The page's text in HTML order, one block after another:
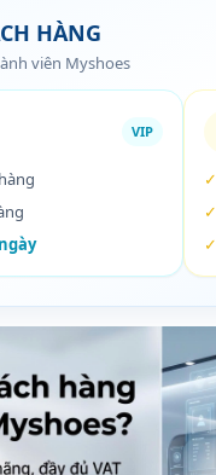
HÀNG
viên Myshoes
VIP
✓
✓
✓